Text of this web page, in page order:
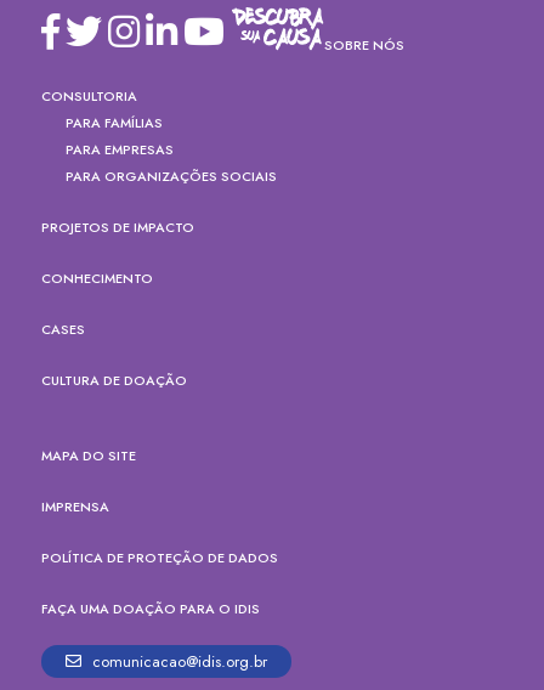
SOBRE NÓS
CONSULTORIA
PARA FAMÍLIAS
PARA EMPRESAS
PARA ORGANIZAÇÕES SOCIAIS
PROJETOS DE IMPACTO
CONHECIMENTO
CASES
CULTURA DE DOAÇÃO
MAPA DO SITE
IMPRENSA
POLÍTICA DE PROTEÇÃO DE DADOS
FAÇA UMA DOAÇÃO PARA O IDIS
comunicacao@idis.org.br